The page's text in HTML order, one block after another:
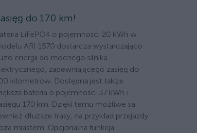
do 170 km!
LiFePO4 o pojemności 20 kWh w
ARI 1570 dostarcza wystarczająco
energii do mocnego silnika
zapewniającego zasięg do
kilometrów. Dostępna jest także
bateria o pojemności 37 kWh i
170 km. Dzięki temu możliwe są
dłuższe trasy, na przykład przejazdy
miastem. Opcjonalna funkcja